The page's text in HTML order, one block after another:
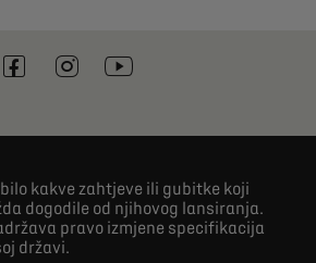
kakve zahtjeve ili gubitke koji
dogodile od njihovog lansiranja.
pravo izmjene specifikacija
državi.